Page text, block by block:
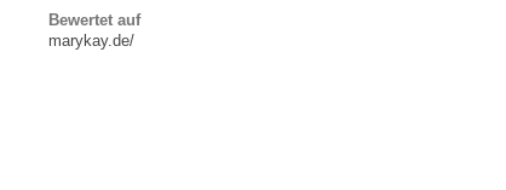
Bewertet auf
marykay.de/